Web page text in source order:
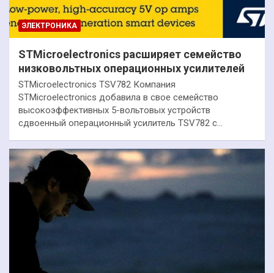
ЭЛЕКТРОНИКА
STMicroelectronics расширяет семейство
низковольтных операционных усилителей
STMicroelectronics TSV782 Компания
STMicroelectronics добавила в свое семейство
высокоэффективных 5-вольтовых устройств
сдвоенный операционный усилитель TSV782 с…